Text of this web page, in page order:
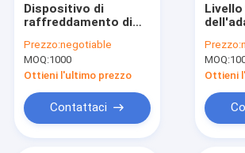
Dispositivo di
raffreddamento di
corrente continua di
CA di 5 volt con la
spina degli Stati Uniti
con approvazione
dell'UL
Prezzo:negotiable
MOQ:1000
Ottieni l'ultimo prezzo
Contattaci
35V di
Prezzo:
MOQ:
Ottieni